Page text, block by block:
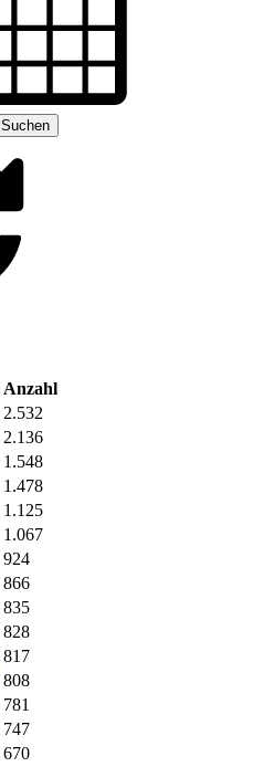
Suchen
Anzahl
2.532
2.136
1.548
1.478
1.125
1.067
924
866
835
828
817
808
781
747
670